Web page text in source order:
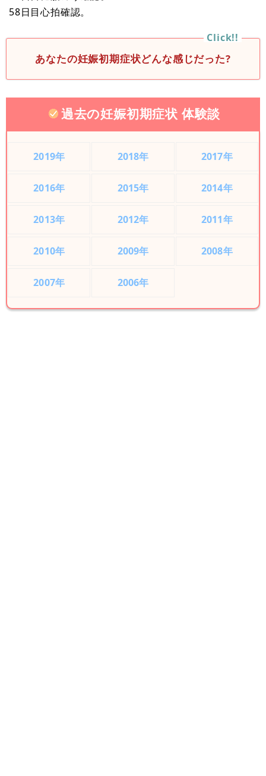
58日目心拍確認。
あなたの妊娠初期症状どんな感じだった?
過去の妊娠初期症状 体験談
2019年 2018年 2017年
2016年 2015年 2014年
2013年 2012年 2011年
2010年 2009年 2008年
2007年 2006年